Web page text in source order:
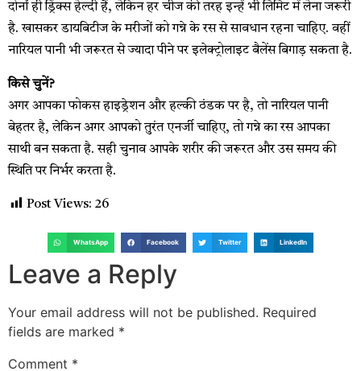
दोनों ही ड्रिंक्स हेल्दी हैं, लेकिन हर चीज की तरह इन्हें भी लिमिट में लेना जरूरी
है. खासकर डायबिटीज के मरीजों को गन्ने के रस से सावधान रहना चाहिए. वहीं
नारियल पानी भी जरूरत से ज्यादा पीने पर इलेक्ट्रोलाइट बैलेंस बिगाड़ सकता है.
किसे चुनें?
अगर आपका फोकस हाइड्रेशन और हल्की ठंडक पर है, तो नारियल पानी
बेहतर है, लेकिन अगर आपको तुरंत एनर्जी चाहिए, तो गन्ने का रस आपका
साथी बन सकता है. सही चुनाव आपके शरीर की जरूरत और उस समय की
स्थिति पर निर्भर करता है.
Post Views: 26
WhatsApp Facebook Twitter LinkedIn
Leave a Reply
Your email address will not be published. Required
fields are marked *
Comment *